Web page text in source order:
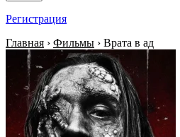
Регистрация
Главная › Фильмы › Врата в ад